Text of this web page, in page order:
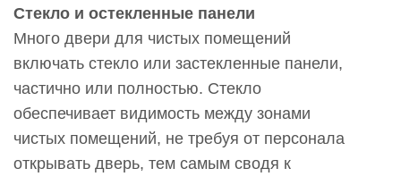
Стекло и остекленные панели
Много двери для чистых помещений
включать стекло или застекленные панели,
частично или полностью. Стекло
обеспечивает видимость между зонами
чистых помещений, не требуя от персонала
открывать дверь, тем самым сводя к